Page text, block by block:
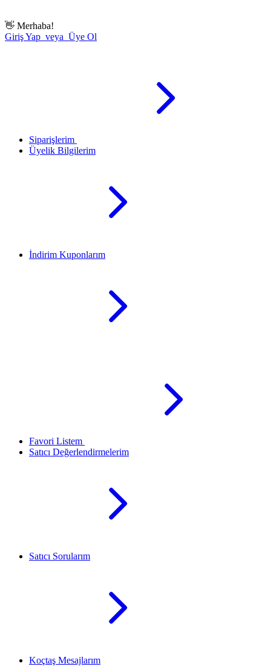
👋 Merhaba!
Giriş Yap veya Üye Ol
Siparişlerim
Üyelik Bilgilerim
İndirim Kuponlarım
Favori Listem
Satıcı Değerlendirmelerim
Satıcı Sorularım
Koçtaş Mesajlarım